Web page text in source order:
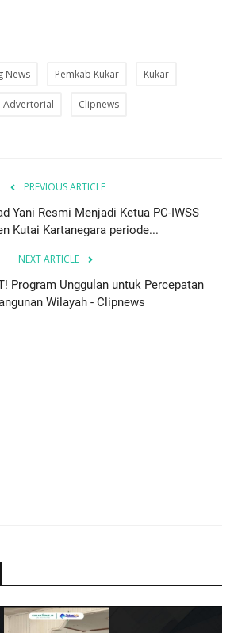
News Pemkab Kukar Kukar
Advertorial Clipnews
PREVIOUS ARTICLE
Yani Resmi Menjadi Ketua PC-IWSS
Kutai Kartanegara periode...
NEXT ARTICLE
Program Unggulan untuk Percepatan
Wilayah - Clipnews